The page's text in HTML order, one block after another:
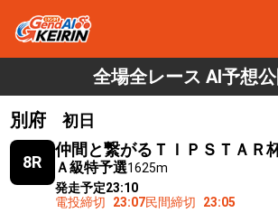
全場全レース AI予想
別府
初日
8R
仲間と繋がるＴＩＰＳＴＡＲ
Ａ級特予選1625m
発走予定23:10
電投締切
23:07民間締切 23:05